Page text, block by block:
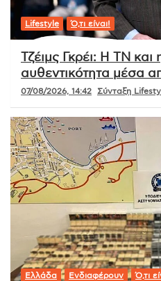
Lifestyle Ό,τι είναι!
Τζέιμς Γκρέι: Η ΤΝ και
αυθεντικότητα μέσα
07/08/2026, 14:42 Σύνταξη
Ελλάδα Ενδιαφέρουν Ό,τι